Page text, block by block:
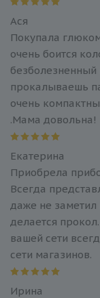
Ася
Покупала
очень боится
безболезненный
прокалываешь
очень
.Мама довольна!
Екатерина
Приобрела
Всегда
даже не заметил
делается
вашей сети
сети магазинов.
Ирина